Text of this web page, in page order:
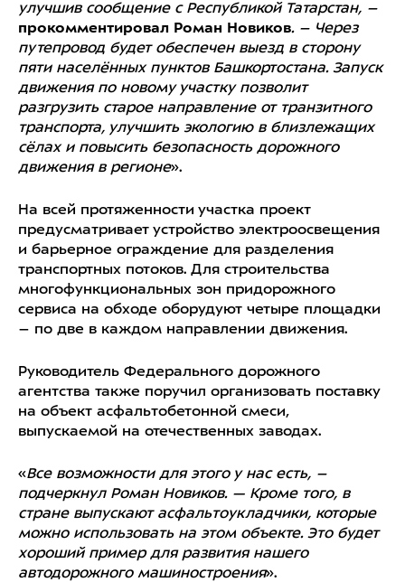
улучшив сообщение с Республикой Татарстан, –
прокомментировал Роман Новиков. – Через
путепровод будет обеспечен выезд в сторону
пяти населённых пунктов Башкортостана. Запуск
движения по новому участку позволит
разгрузить старое направление от транзитного
транспорта, улучшить экологию в близлежащих
сёлах и повысить безопасность дорожного
движения в регионе».
На всей протяженности участка проект
предусматривает устройство электроосвещения
и барьерное ограждение для разделения
транспортных потоков. Для строительства
многофункциональных зон придорожного
сервиса на обходе оборудуют четыре площадки
– по две в каждом направлении движения.
Руководитель Федерального дорожного
агентства также поручил организовать поставку
на объект асфальтобетонной смеси,
выпускаемой на отечественных заводах.
«Все возможности для этого у нас есть, –
подчеркнул Роман Новиков. — Кроме того, в
стране выпускают асфальтоукладчики, которые
можно использовать на этом объекте. Это будет
хороший пример для развития нашего
автодорожного машиностроения».